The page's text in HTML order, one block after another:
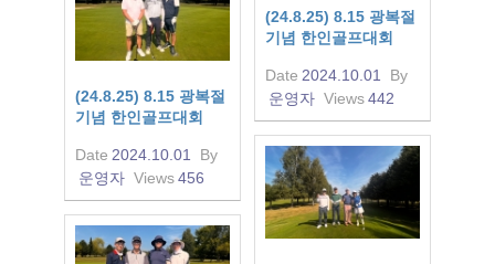
(24.8.25) 8.15 광복절
기념 한인골프대회
Date 2024.10.01
By
운영자 Views442
(24.8.25) 8.15 광복절
기념 한인골프대회
Date 2024.10.01
By
운영자 Views456